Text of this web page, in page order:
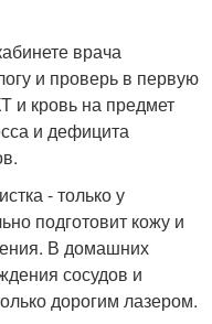
врача
и проверь в первую
и кровь на предмет
и дефицита
- только у
подготовит кожу и
В домашних
сосудов и
дорогим лазером.